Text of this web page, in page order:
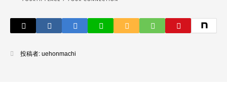
投稿者: uehonmachi